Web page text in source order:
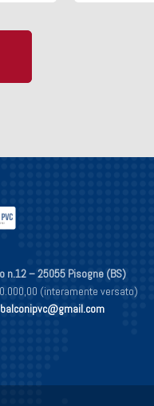
n.12 – 25055 Pisogne (BS)
(interamente versato)
balconipvc@gmail.com